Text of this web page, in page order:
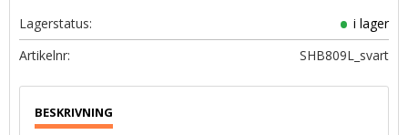
Lagerstatus
i lager
Artikelnr
SHB809L_svart